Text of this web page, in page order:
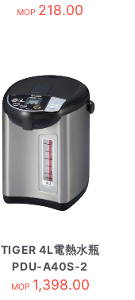
MOP 218.00
TIGER 4L電熱水瓶
PDU-A40S-2
MOP 1,398.00